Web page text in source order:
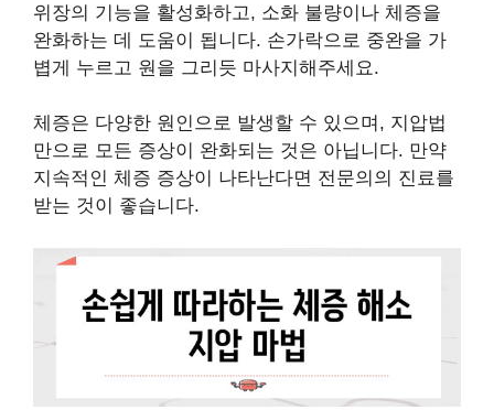
위장의 기능을 활성화하고, 소화 불량이나 체증을
완화하는 데 도움이 됩니다. 손가락으로 중완을 가
볍게 누르고 원을 그리듯 마사지해주세요.
체증은 다양한 원인으로 발생할 수 있으며, 지압법
만으로 모든 증상이 완화되는 것은 아닙니다. 만약
지속적인 체증 증상이 나타난다면 전문의의 진료를
받는 것이 좋습니다.